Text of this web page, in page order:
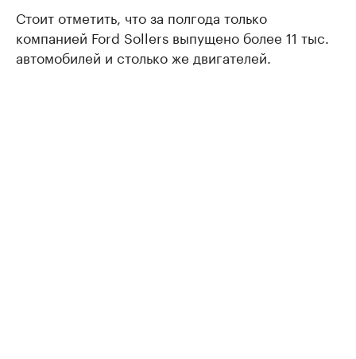
Стоит отметить, что за полгода только
компанией Ford Sollers выпущено более 11 тыс.
автомобилей и столько же двигателей.